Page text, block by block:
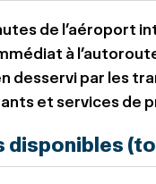
de l’aéroport
à
desservi par les
et services de
disponibles